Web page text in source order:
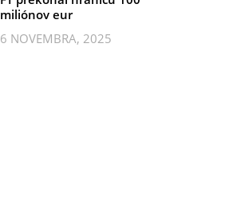
miliónov eur
6 NOVEMBRA, 2025